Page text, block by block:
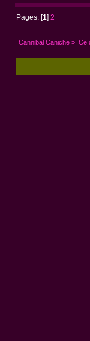
Pages: [1]2
Cannibal Caniche » Ce